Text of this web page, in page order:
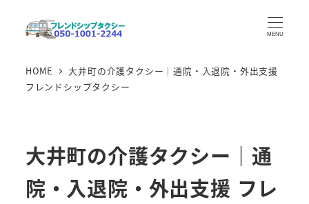
MENU
HOME
大井町の介護タクシー｜通院・入退院・外出支援
フレンドシップタクシー
大井町の介護タクシー｜通
院・入退院・外出支援 フレ